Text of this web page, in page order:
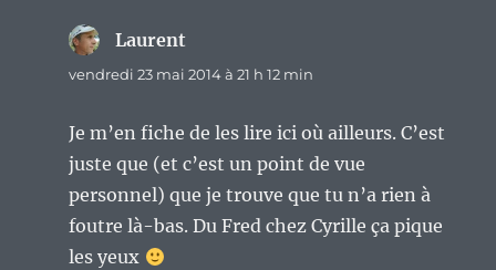
Laurent
vendredi 23 mai 2014 à 21 h 12 min
Je m’en fiche de les lire ici où ailleurs. C’est
juste que (et c’est un point de vue
personnel) que je trouve que tu n’a rien à
foutre là-bas. Du Fred chez Cyrille ça pique
les yeux